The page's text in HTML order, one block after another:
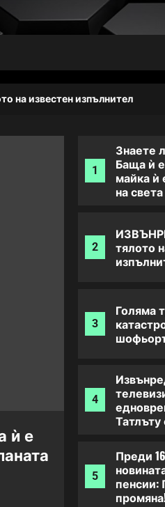
изпълнител
4
Татлъту
5
Преди
пенсии:
1
Знаете
Баща ѝ
майка ѝ
на света
2
тялото
3
Голяма
4
Татлъту
5
Преди
пенсии:
ѝ е